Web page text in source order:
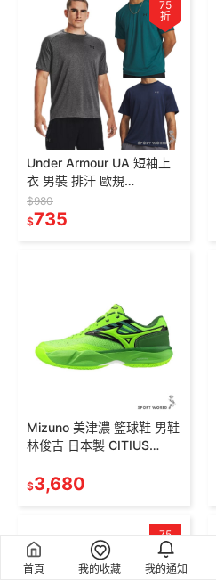
首頁 我的收藏 我的通知
75
折
Under Armour UA 短袖上
衣 男裝 排汗 歐規
1326413-090/1326413-
338/408
$980
$735
Mizuno 美津濃 籃球鞋 男鞋
林俊吉 日本製 CITIUS
W1GA251003
$3,680
75
折